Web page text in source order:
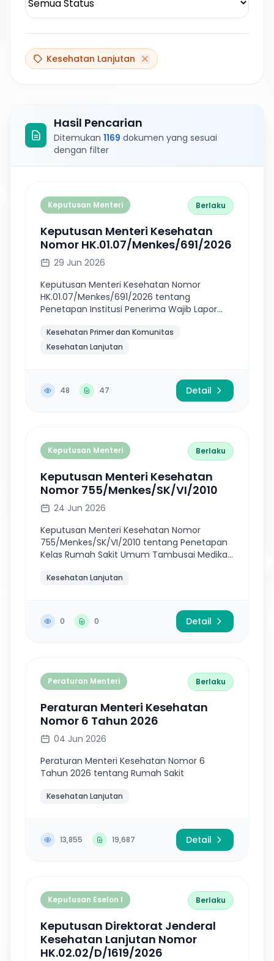
Kesehatan Lanjutan
Hasil Pencarian
Ditemukan1169 dokumenyang sesuai
dengan filter
Keputusan Menteri Berlaku
Keputusan Menteri Kesehatan
Nomor HK.01.07/Menkes/691/2026
29 Jun 2026
Keputusan Menteri Kesehatan Nomor
HK.01.07/Menkes/691/2026 tentang
Penetapan Institusi Penerima Wajib Lapor
Penyelenggara Program Terapi Rumatan
Metadona
Kesehatan Primer dan Komunitas
Kesehatan Lanjutan
48 47 Detail
Keputusan Menteri Berlaku
Keputusan Menteri Kesehatan
Nomor 755/Menkes/SK/VI/2010
24 Jun 2026
Keputusan Menteri Kesehatan Nomor
755/Menkes/SK/VI/2010 tentang Penetapan
Kelas Rumah Sakit Umum Tambusai Medika
Riau.
Kesehatan Lanjutan
0 0 Detail
Peraturan Menteri Berlaku
Peraturan Menteri Kesehatan
Nomor 6 Tahun 2026
04 Jun 2026
Peraturan Menteri Kesehatan Nomor 6
Tahun 2026 tentang Rumah Sakit
Kesehatan Lanjutan
13,855 19,687 Detail
Keputusan Eselon I Berlaku
Keputusan Direktorat Jenderal
Kesehatan Lanjutan Nomor
HK.02.02/D/1619/2026